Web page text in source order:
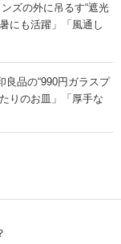
ズの外に吊るす“遮光
にも活躍」「風通し
良品の“990円ガラスプ
りのお皿」「厚手な